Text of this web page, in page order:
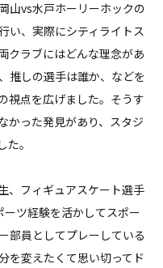
山vs水戸ホーリーホックの
い、実際にシティライトス
クラブにはどんな理念があ
推しの選手は誰か、などを
視点を広げました。そうす
かった発見があり、スタジ
。
、フィギュアスケート選手
ツ経験を活かしてスポー
部員としてプレーしている
を変えたくて思い切ってド